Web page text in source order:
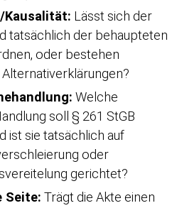
Kausalität: Lässt sich der
tatsächlich der behaupteten
oder bestehen
Welche
soll § 261 StGB
ist sie tatsächlich auf
oder
gerichtet?
Seite: Trägt die Akte einen